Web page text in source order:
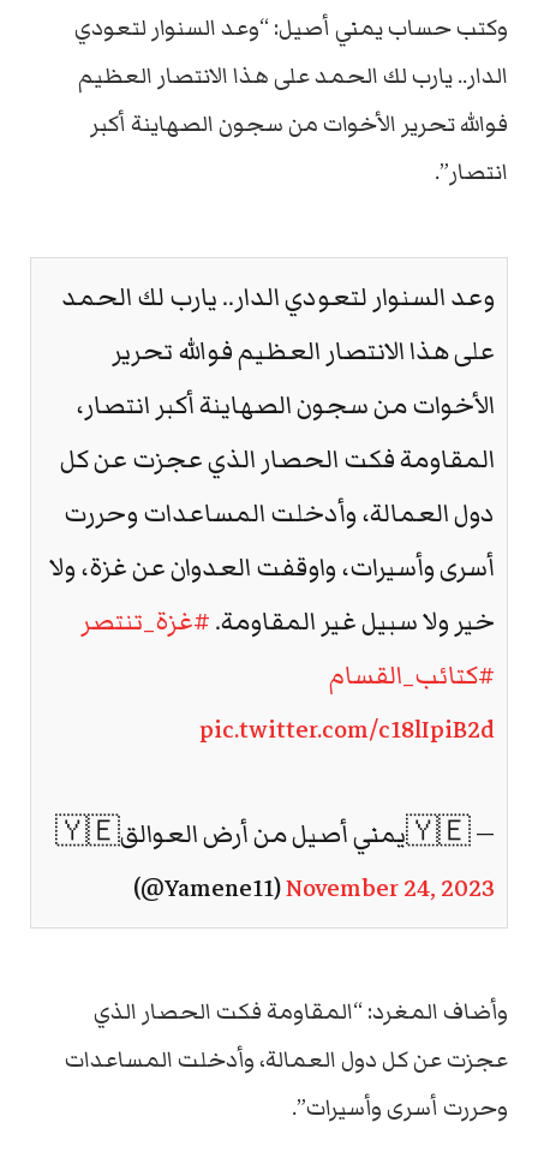
وكتب حساب يمني أصيل: “وعد السنوار لتعودي
الدار.. يارب لك الحمد على هذا الانتصار العظيم
فوالله تحرير الأخوات من سجون الصهاينة أكبر
انتصار”.
وعد السنوار لتعودي الدار.. يارب لك الحمد
على هذا الانتصار العظيم فوالله تحرير
الأخوات من سجون الصهاينة أكبر انتصار،
المقاومة فكت الحصار الذي عجزت عن كل
دول العمالة، وأدخلت المساعدات وحررت
أسرى وأسيرات، واوقفت العدوان عن غزة، ولا
خير ولا سبيل غير المقاومة.#غزة_تنتصر
#كتائب_القسام
pic.twitter.com/c18lIpiB2d
— 🇾🇪يمني أصيل من أرض العوالق🇾🇪
(@Yamene11)November 24, 2023
وأضاف المغرد: “المقاومة فكت الحصار الذي
عجزت عن كل دول العمالة، وأدخلت المساعدات
وحررت أسرى وأسيرات”.